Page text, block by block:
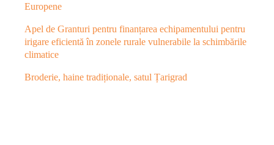
Europene
Apel de Granturi pentru finanțarea echipamentului pentru
irigare eficientă în zonele rurale vulnerabile la schimbările
climatice
Broderie, haine tradiționale, satul Țarigrad